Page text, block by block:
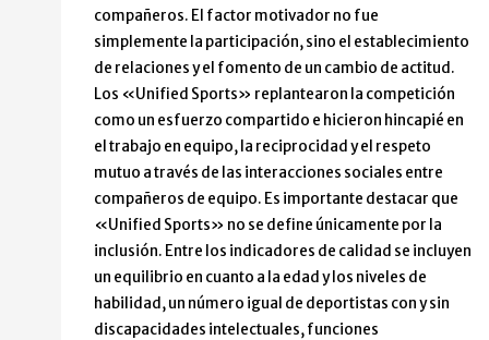
compañeros. El factor motivador no fue
simplemente la participación, sino el establecimiento
de relaciones y el fomento de un cambio de actitud.
Los «Unified Sports» replantearon la competición
como un esfuerzo compartido e hicieron hincapié en
el trabajo en equipo, la reciprocidad y el respeto
mutuo a través de las interacciones sociales entre
compañeros de equipo. Es importante destacar que
«Unified Sports» no se define únicamente por la
inclusión. Entre los indicadores de calidad se incluyen
un equilibrio en cuanto a la edad y los niveles de
habilidad, un número igual de deportistas con y sin
discapacidades intelectuales, funciones